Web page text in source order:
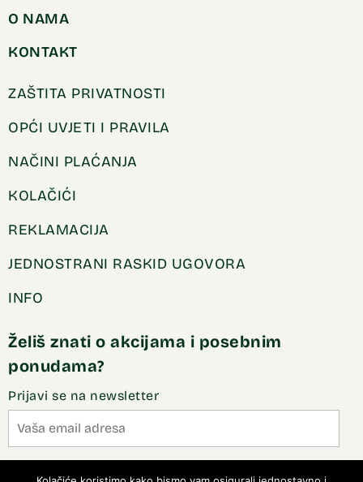
O NAMA
KONTAKT
ZAŠTITA PRIVATNOSTI
OPĆI UVJETI I PRAVILA
NAČINI PLAĆANJA
KOLAČIĆI
REKLAMACIJA
JEDNOSTRANI RASKID UGOVORA
INFO
Želiš znati o akcijama i posebnim
ponudama?
Prijavi se na newsletter